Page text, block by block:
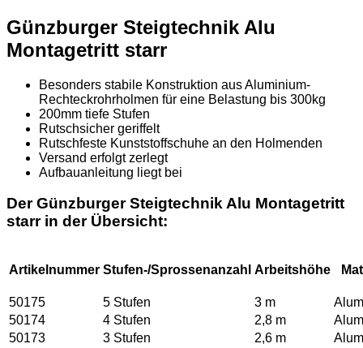
Günzburger Steigtechnik Alu
Montagetritt starr
Besonders stabile Konstruktion aus Aluminium-
Rechteckrohrholmen für eine Belastung bis 300kg
200mm tiefe Stufen
Rutschsicher geriffelt
Rutschfeste Kunststoffschuhe an den Holmenden
Versand erfolgt zerlegt
Aufbauanleitung liegt bei
Der Günzburger Steigtechnik Alu Montagetritt
starr in der Übersicht:
Artikelnummer Stufen-/Sprossenanzahl Arbeitshöhe
50175 5 Stufen 3 m
50174
4 Stufen 2,8 m
50173
3 Stufen 2,6 m